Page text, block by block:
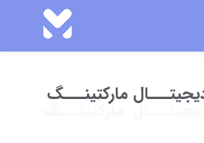
مارکتینـــگ
مارکتینـــگ